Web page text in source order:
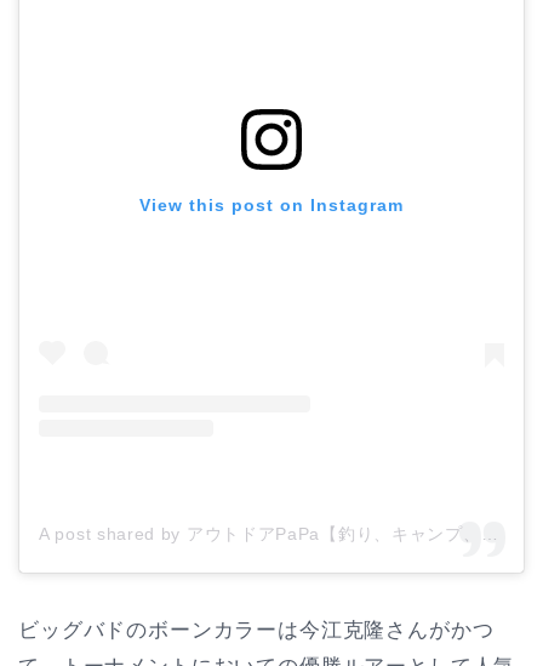
View this post on Instagram
ビッグバドのボーンカラーは今江克隆さんがかつ